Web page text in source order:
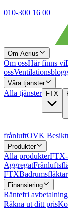
010-300 16 00
Om Aerius
Om ossHär finns vi
oss
Våra tjänster
Alla tjänster FTX
frånluftOVK
Produkter
Alla produkterFTX-
Aggregat
FTXBadrumsfläktar
Finansiering
Räntefri avbetalning
Räkna ut ditt pris